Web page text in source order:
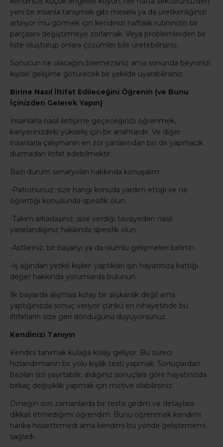
yeni bir insanla tanışmak gibi mesela ya da üretkenliğinizi
artırıyor mu görmek için kendinizi haftalık rutininizin bir
parçasını değiştirmeye zorlamak. Veya problemlerden bir
liste oluşturup onlara çözümler bile üretebilirsiniz.
Sonucun ne olacağını bilemezsiniz ama sonunda beyninizi
kişisel gelişime götürecek bir şekilde uyarabilirsiniz.
Birine Nasıl İltifat Edileceğini Öğrenin (ve Bunu
İçinizden Gelerek Yapın)
İnsanlarla nasıl iletişime geçeceğinizi öğrenmek,
kariyerinizdeki yükseliş için bir anahtardır. Ve diğer
insanlarla çalışmanın en zor yanlarından biri de yapmacık
durmadan iltifat edebilmektir.
Bazı durum senaryoları hakkında konuşalım:
-Patronunuz: size hangi konuda yardım ettiği ve ne
öğrettiği konusunda spesifik olun.
-Takım arkadaşınız: size verdiği tavsiyeden nasıl
yararlandığınız hakkında spesifik olun.
-Astlarınız: bir başarıyı ya da olumlu gelişmeleri belirtin.
-İş ağından yetkili kişiler: yaptıkları işin hayatınıza kattığı
değer hakkında yorumlarda bulunun.
İlk başlarda alışması kolay bir alışkanlık değil ama
yaptığınızda sonuç veriyor çünkü en nihayetinde bu
iltifatların size geri döndüğünü duyuyorsunuz.
Kendinizi Tanıyın
Kendini tanımak kulağa kolay geliyor. Bu süreci
hızlandırmanın bir yolu kişilik testi yapmak. Sonuçlardan
bazıları sizi şaşırtabilir, aldığınız sonuçlara göre hayatınızda
birkaç değişiklik yapmak için motive olabilirsiniz.
Örneğin son zamanlarda bir teste girdim ve detaylara
dikkat etmediğimi öğrendim. Bunu öğrenmek kendimi
harika hissettirmedi ama kendimi bu yönde geliştirmemi
sağladı.